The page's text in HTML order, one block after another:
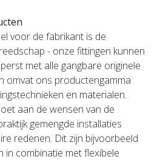
voor de fabrikant is de
- onze fittingen kunnen
met alle gangbare originele
omvat ons productengamma
en materialen.
aan de wensen van de
gemengde installaties
redenen. Dit zijn bijvoorbeeld
in combinatie met flexibele